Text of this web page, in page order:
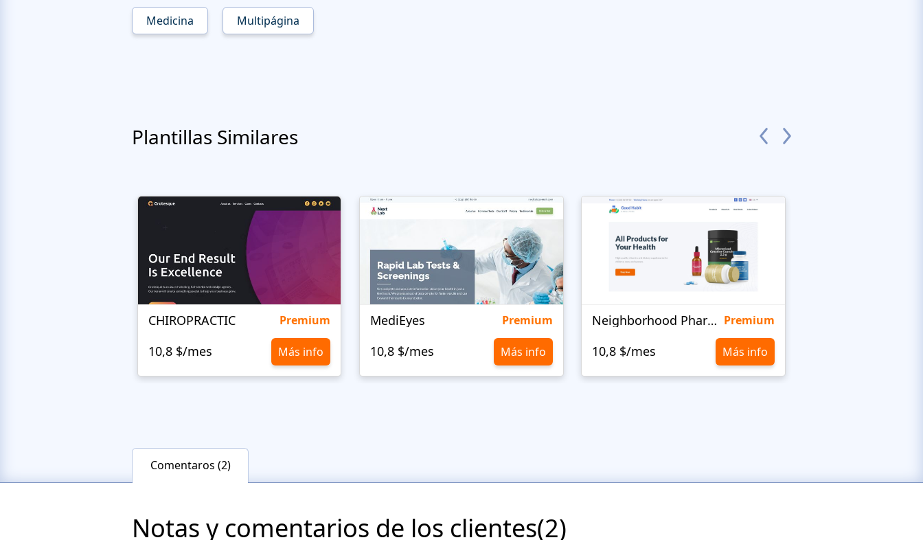
Medicina Multipágina
Plantillas Similares
CHIROPRACTIC Premium
10,8 $/mes Más info
MediEyes Premium
10,8 $/mes Más info
Neighborhood Pharmacy Premium
10,8 $/mes Más info
Comentaros (2)
Notas y comentarios de los clientes(2)